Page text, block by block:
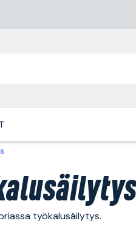
työkalusäilytys.